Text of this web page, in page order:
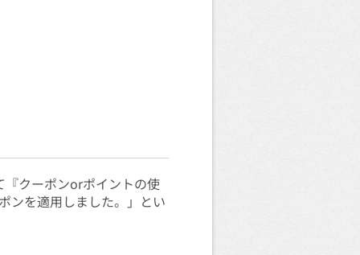
クーポンorポイントの使
ンを適用しました。」とい